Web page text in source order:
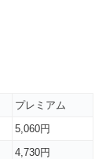
プレミアム
5,060円
4,730円